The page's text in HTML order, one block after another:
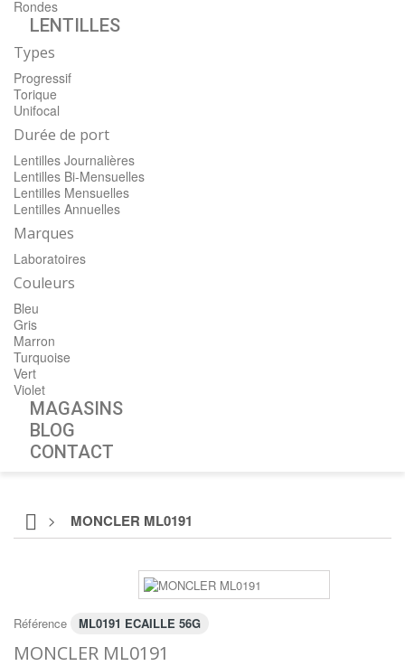
Rondes
LENTILLES
Types
Progressif
Torique
Unifocal
Durée de port
Lentilles Journalières
Lentilles Bi-Mensuelles
Lentilles Mensuelles
Lentilles Annuelles
Marques
Laboratoires
Couleurs
Bleu
Gris
Marron
Turquoise
Vert
Violet
MAGASINS
BLOG
CONTACT
> MONCLER ML0191
Référence ML0191 ECAILLE 56G
MONCLER ML0191